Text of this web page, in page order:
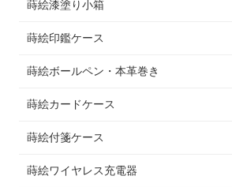
蒔絵漆塗り小箱
蒔絵印鑑ケース
蒔絵ボールペン・本革巻き
蒔絵カードケース
蒔絵付箋ケース
蒔絵ワイヤレス充電器